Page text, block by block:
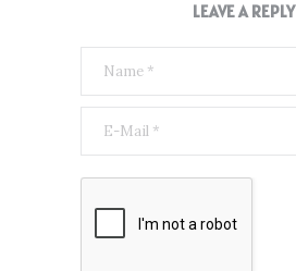
LEAVE A REPLY